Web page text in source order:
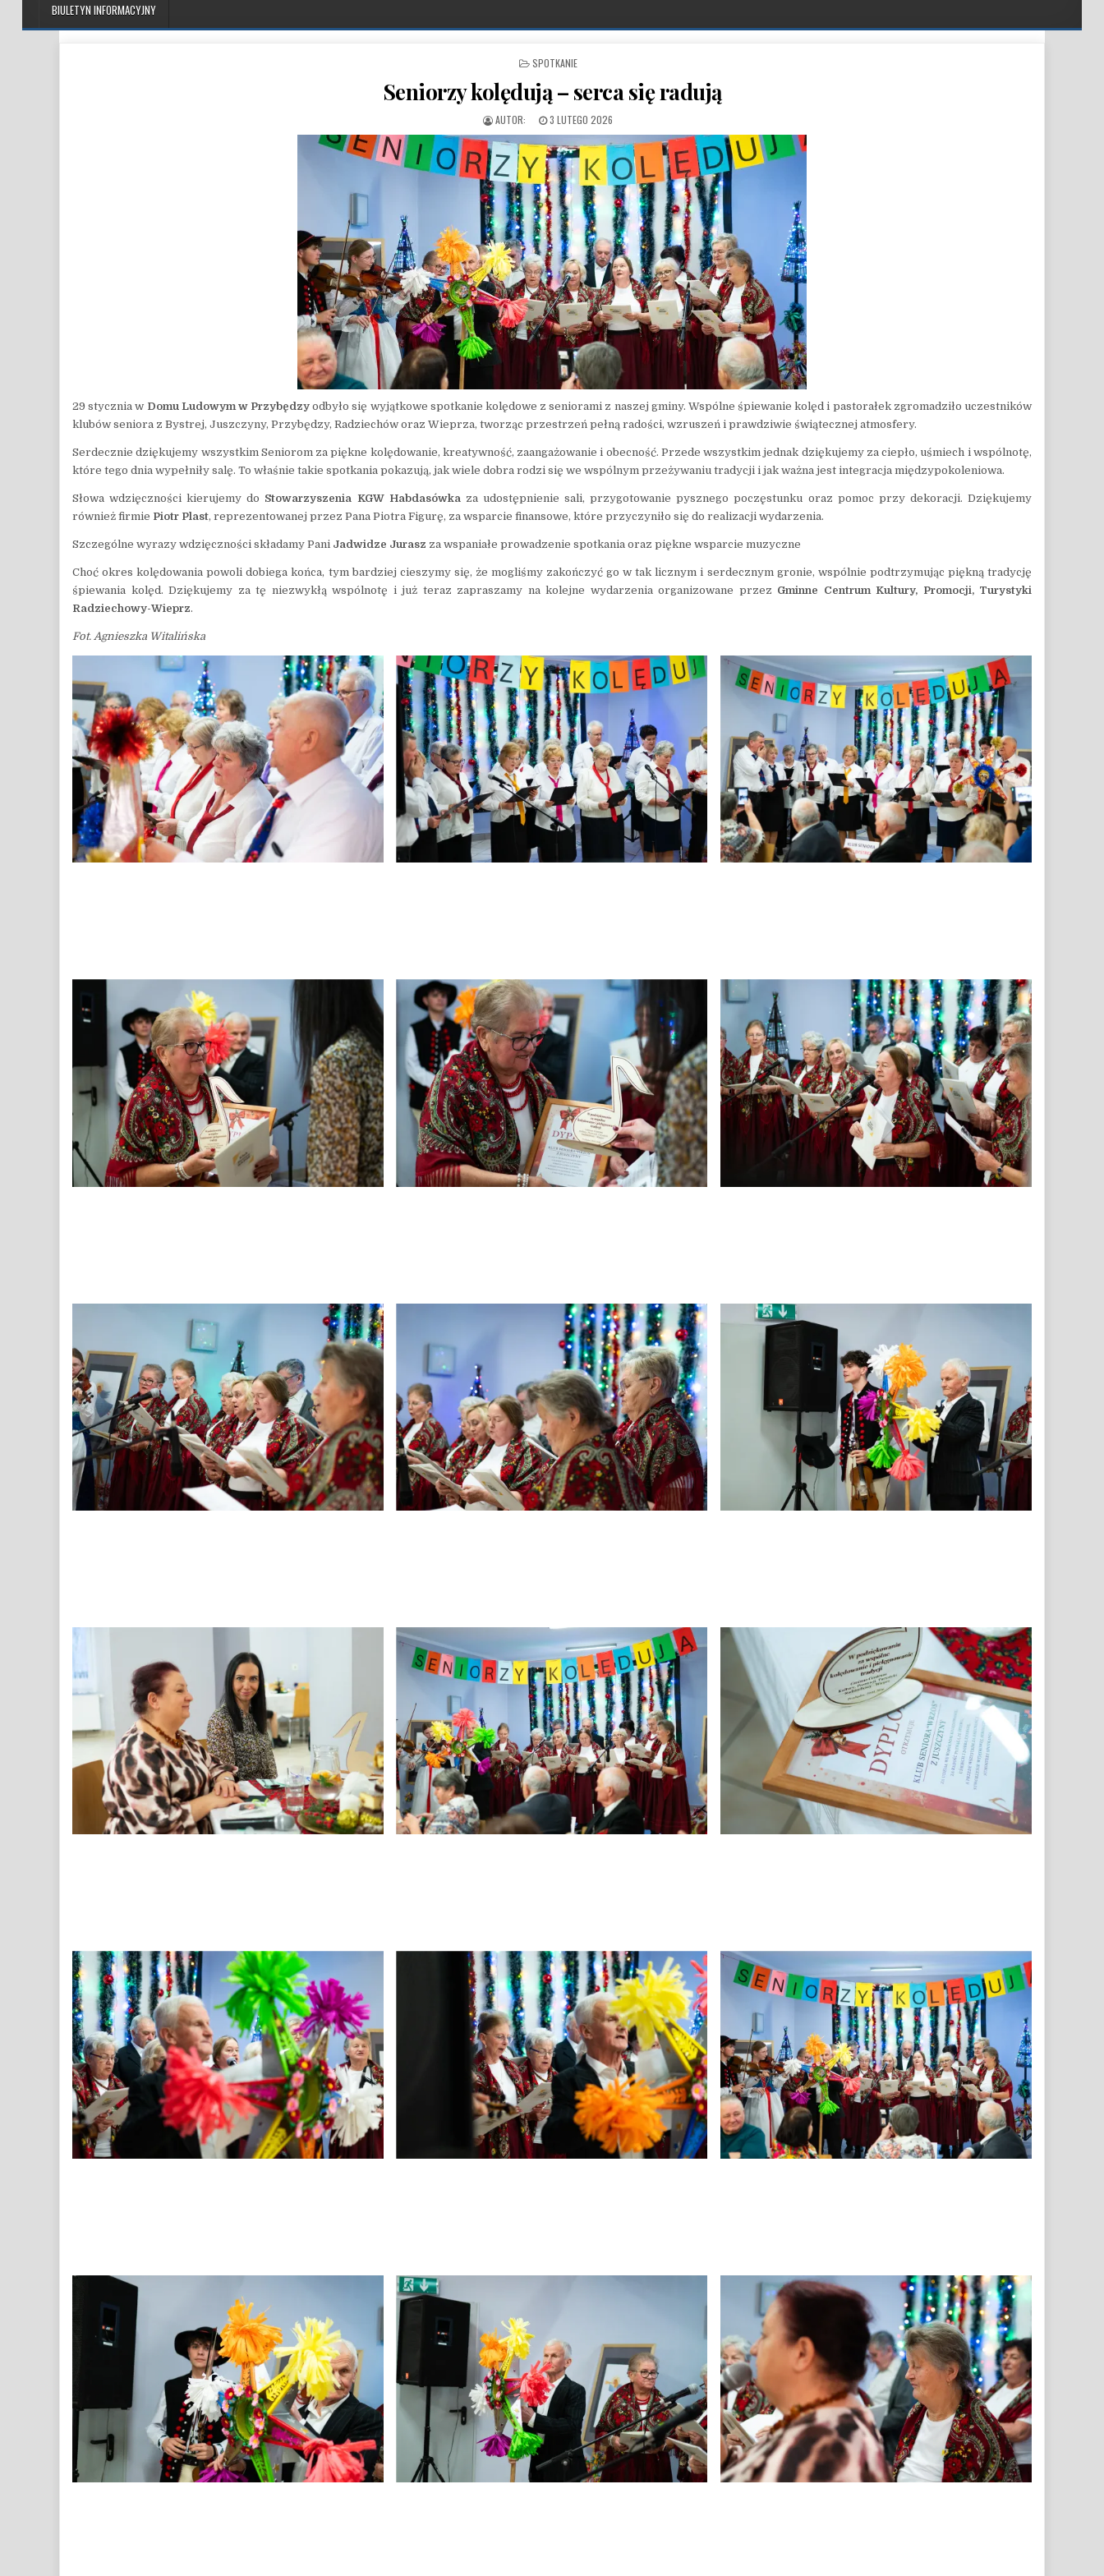
BIULETYN INFORMACYJNY
POSTED IN
SPOTKANIE
Seniorzy kolędują – serca się radują
PUBLISHED DATE:
3 LUTEGO 2026
29 stycznia w Domu Ludowym w Przybędzy odbyło się wyjątkowe spotkanie kolędowe z seniorami z naszej gminy. Wspólne śpiewanie kolęd i pastorałek zgromadziło uczestników
klubów seniora z Bystrej, Juszczyny, Przybędzy, Radziechów oraz Wieprza, tworząc przestrzeń pełną radości, wzruszeń i prawdziwie świątecznej atmosfery.
Serdecznie dziękujemy wszystkim Seniorom za piękne kolędowanie, kreatywność, zaangażowanie i obecność. Przede wszystkim jednak dziękujemy za ciepło, uśmiech i wspólnotę,
które tego dnia wypełniły salę. To właśnie takie spotkania pokazują, jak wiele dobra rodzi się we wspólnym przeżywaniu tradycji i jak ważna jest integracja międzypokoleniowa.
Słowa wdzięczności kierujemy do Stowarzyszenia KGW Habdasówka za udostępnienie sali, przygotowanie pysznego poczęstunku oraz pomoc przy dekoracji. Dziękujemy
również firmie Piotr Plast, reprezentowanej przez Pana Piotra Figurę, za wsparcie finansowe, które przyczyniło się do realizacji wydarzenia.
Szczególne wyrazy wdzięczności składamy Pani Jadwidze Jurasz za wspaniałe prowadzenie spotkania oraz piękne wsparcie muzyczne
Choć okres kolędowania powoli dobiega końca, tym bardziej cieszymy się, że mogliśmy zakończyć go w tak licznym i serdecznym gronie, wspólnie podtrzymując piękną tradycję
śpiewania kolęd. Dziękujemy za tę niezwykłą wspólnotę i już teraz zapraszamy na kolejne wydarzenia organizowane przez Gminne Centrum Kultury, Promocji, Turystyki
Radziechowy-Wieprz.
Fot. Agnieszka Witalińska